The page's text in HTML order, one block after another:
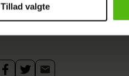
Tillad valgte